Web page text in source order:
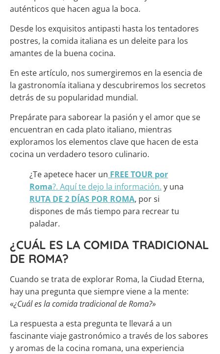
auténticos que hacen agua la boca.
Desde los exquisitos antipasti hasta los tentadores
postres, la comida italiana es un deleite para los
amantes de la buena cocina.
En este artículo, nos sumergiremos en la esencia de
la gastronomía italiana y descubriremos los secretos
detrás de su popularidad mundial.
Prepárate para saborear la pasión y el amor que se
encuentran en cada plato italiano, mientras
exploramos los elementos clave que hacen de esta
cocina un verdadero tesoro culinario.
¿Te apetece hacer un FREE TOUR por
Roma?. Aquí te dejo la información. y una
RUTA DE 2 DÍAS POR ROMA, por si
dispones de más tiempo para recrear tu
paladar.
¿CUÁL ES LA COMIDA TRADICIONAL
DE ROMA?
Cuando se trata de explorar Roma, la Ciudad Eterna,
hay una pregunta que siempre viene a la mente:
«¿Cuál es la comida tradicional de Roma?»
La respuesta a esta pregunta te llevará a un
fascinante viaje gastronómico a través de los sabores
y aromas de la cocina romana, una experiencia